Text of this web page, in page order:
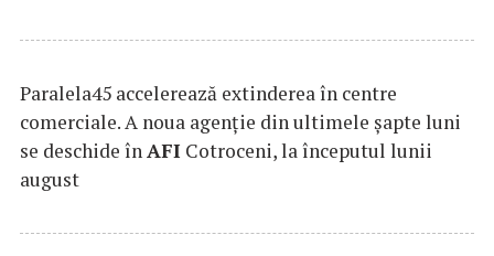
Paralela45 accelerează extinderea în centre
comerciale. A noua agenție din ultimele șapte luni
se deschide înAFI Cotroceni, la începutul lunii
august